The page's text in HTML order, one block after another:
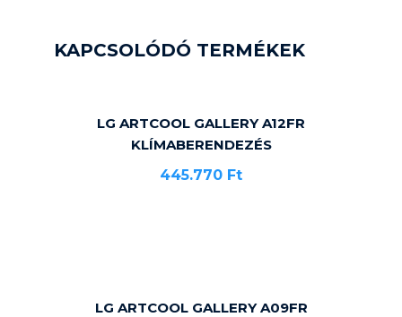
KAPCSOLÓDÓ TERMÉKEK
LG ARTCOOL GALLERY A12FR
KLÍMABERENDEZÉS
445.770 Ft
LG ARTCOOL GALLERY A09FR